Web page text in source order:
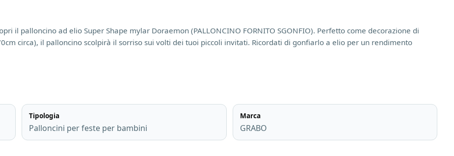
il palloncino ad elio Super Shape mylar Doraemon (PALLONCINO FORNITO SGONFIO). Perfetto come decorazione di
circa), il palloncino scolpirà il sorriso sui volti dei tuoi piccoli invitati. Ricordati di gonfiarlo a elio per un rendimento
Tipologia
Palloncini per feste per bambini
Marca
GRABO